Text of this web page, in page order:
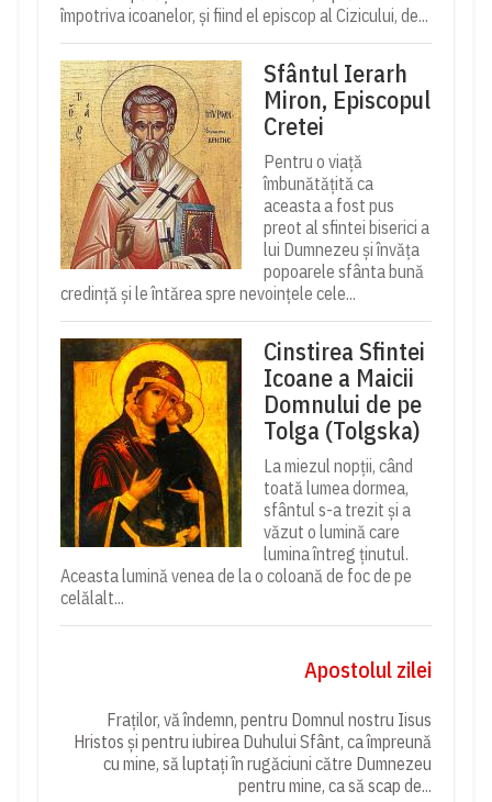
împotriva icoanelor, și fiind el episcop al Cizicului, de...
Sfântul Ierarh
Miron, Episcopul
Cretei
Pentru o viață
îmbunătățită ca
aceasta a fost pus
preot al sfintei biserici a
lui Dumnezeu și învăța
popoarele sfânta bună
credință și le întărea spre nevoințele cele...
Cinstirea Sfintei
Icoane a Maicii
Domnului de pe
Tolga (Tolgska)
La miezul nopții, când
toată lumea dormea,
sfântul s-a trezit și a
văzut o lumină care
lumina întreg ținutul.
Aceasta lumină venea de la o coloană de foc de pe
celălalt...
Apostolul zilei
Fraților, vă îndemn, pentru Domnul nostru Iisus
Hristos și pentru iubirea Duhului Sfânt, ca împreună
cu mine, să luptați în rugăciuni către Dumnezeu
pentru mine, ca să scap de...